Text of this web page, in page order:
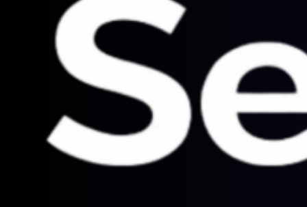
Marketing
Spravovať možnosti
Správa služieb
Spravovať {vendor_count} dodávateľov
Prečítajte si viac o týchto účeloch
Zobraziť predvoľby Uložiť predvoľby
Zobraziť
Zásady používania súborov cookie
Zásady ochrany osobných údajov
Zásady ochrany osobných údajov